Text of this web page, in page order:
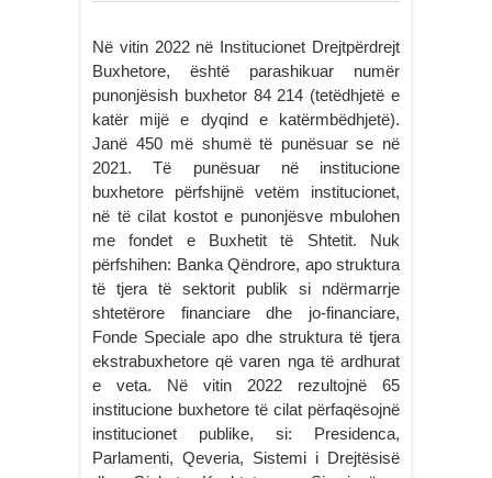
Në vitin 2022 në Institucionet Drejtpërdrejt
Buxhetore, është parashikuar numër
punonjësish buxhetor 84 214 (tetëdhjetë e
katër mijë e dyqind e katërmbëdhjetë).
Janë 450 më shumë të punësuar se në
2021. Të punësuar në institucione
buxhetore përfshijnë vetëm institucionet,
në të cilat kostot e punonjësve mbulohen
me fondet e Buxhetit të Shtetit. Nuk
përfshihen: Banka Qëndrore, apo struktura
të tjera të sektorit publik si ndërmarrje
shtetërore financiare dhe jo-financiare,
Fonde Speciale apo dhe struktura të tjera
ekstrabuxhetore që varen nga të ardhurat
e veta. Në vitin 2022 rezultojnë 65
institucione buxhetore të cilat përfaqësojnë
institucionet publike, si: Presidenca,
Parlamenti, Qeveria, Sistemi i Drejtësisë